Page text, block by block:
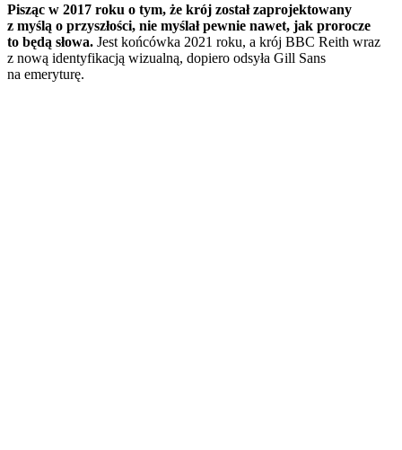
Pisząc w 2017 roku o tym, że krój został zaprojektowany
z myślą o przyszłości, nie myślał pewnie nawet, jak prorocze
to będą słowa. Jest końcówka 2021 roku, a krój BBC Reith wraz
z nową identyfikacją wizualną, dopiero odsyła Gill Sans
na emeryturę.